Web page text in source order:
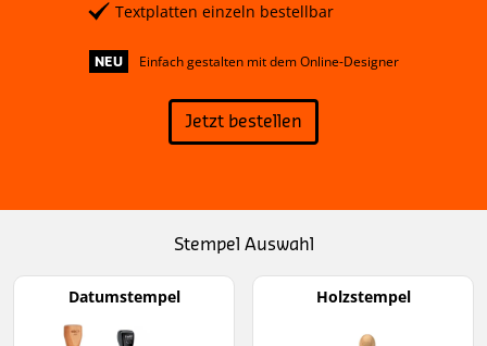
Textplatten einzeln bestellbar
NEU Einfach gestalten mit dem Online-Designer
Jetzt bestellen
Stempel Auswahl
Datumstempel Holzstempel